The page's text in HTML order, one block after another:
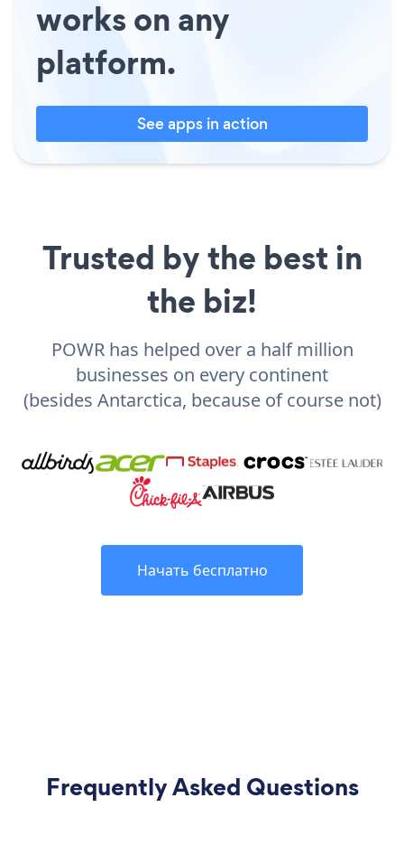
works on any
platform.
See apps in action
Trusted by the best in
the biz!
POWR has helped over a half million
businesses on every continent
(besides Antarctica, because of course not)
Начать бесплатно
Frequently Asked Questions